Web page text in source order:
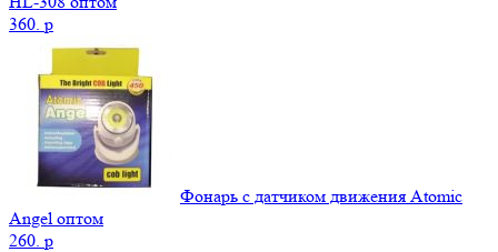
360. p
Фонарь с датчиком движения Atomic
Angel оптом
260. p